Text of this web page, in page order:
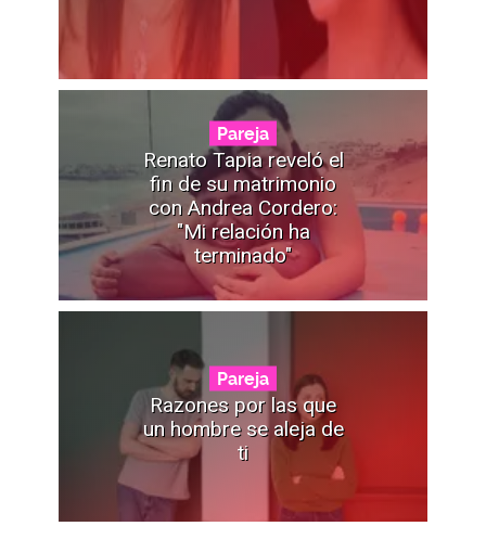
Pareja
Renato Tapia reveló el
fin de su matrimonio
con Andrea Cordero:
"Mi relación ha
terminado"
Pareja
Razones por las que
un hombre se aleja de
ti